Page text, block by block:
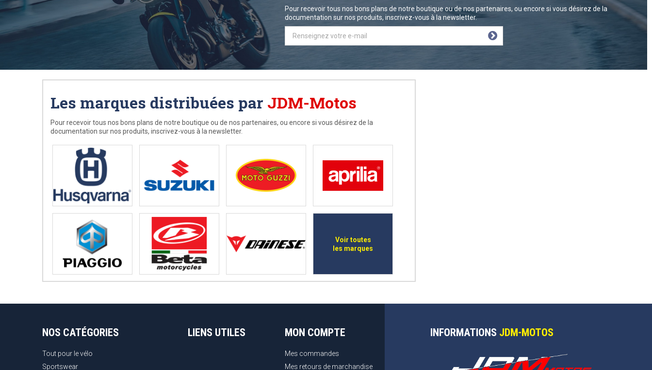
Pour recevoir tous nos bons plans de notre boutique ou de nos partenaires, ou encore si vous désirez de la
documentation sur nos produits, inscrivez-vous à la newsletter.
Les marques distribuées par JDM-Motos
Pour recevoir tous nos bons plans de notre boutique ou de nos partenaires, ou encore si vous désirez de la
documentation sur nos produits, inscrivez-vous à la newsletter.
Voir toutes
les marques
NOS CATÉGORIES
Tout pour le vélo
Sportswear
LIENS UTILES MON COMPTE
Mes commandes
Mes retours de marchandise
INFORMATIONS JDM-MOTOS